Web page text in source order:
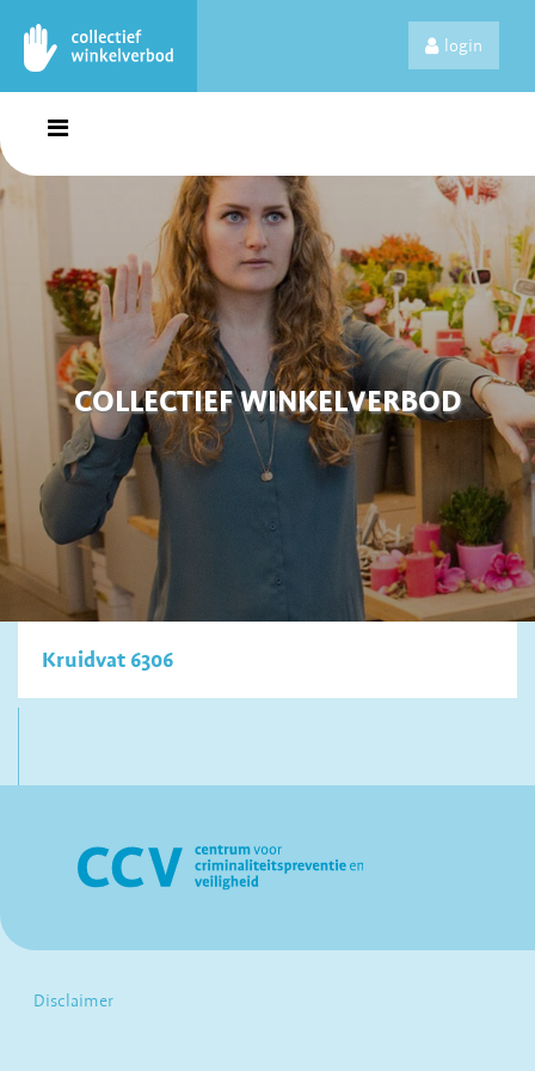
login
COLLECTIEF WINKELVERBOD
Kruidvat 6306
Disclaimer